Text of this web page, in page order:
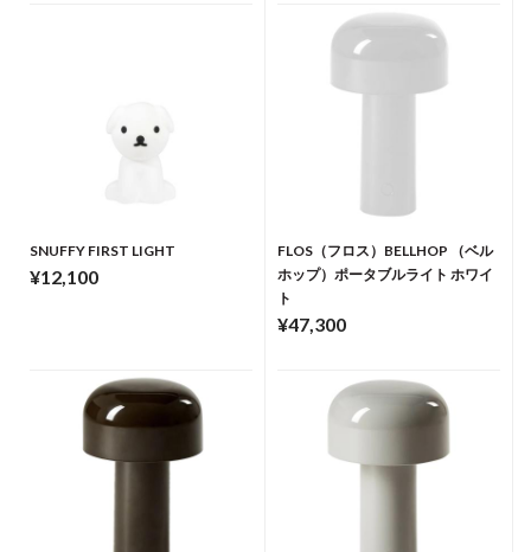
SNUFFY FIRST LIGHT
¥12,100
FLOS（フロス）BELLHOP （ベル
ホップ）ポータブルライト ホワイ
ト
¥47,300